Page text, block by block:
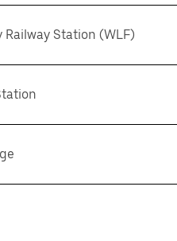
Station (WLF)